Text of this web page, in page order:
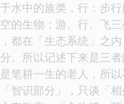
中的族类，行：步行
的生物；游、行、飞
都在「生态系统」之
。所以记述下来是三
笔耕一生的老人，所
智识部分」，只谈「相